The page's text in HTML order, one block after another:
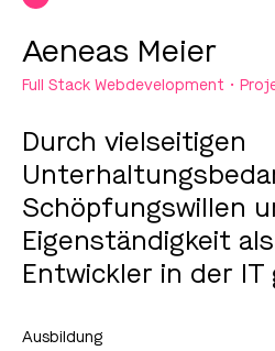
Aeneas Meier
Full Stack Webdevelopment •
Durch vielseitigen
Schöpfungswillen
Eigenständigkeit
Entwickler in der IT